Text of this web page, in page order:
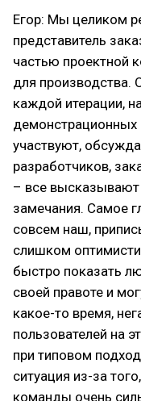
Егор: Мы целиком
представитель
частью проектной
для производства.
каждой итерации,
демонстрационных
участвуют,
разработчиков,
– все
замечания. Самое
совсем наш,
слишком
быстро показать
своей правоте и
какое-то время,
пользователей на
при типовом
ситуация из-за
команды очень